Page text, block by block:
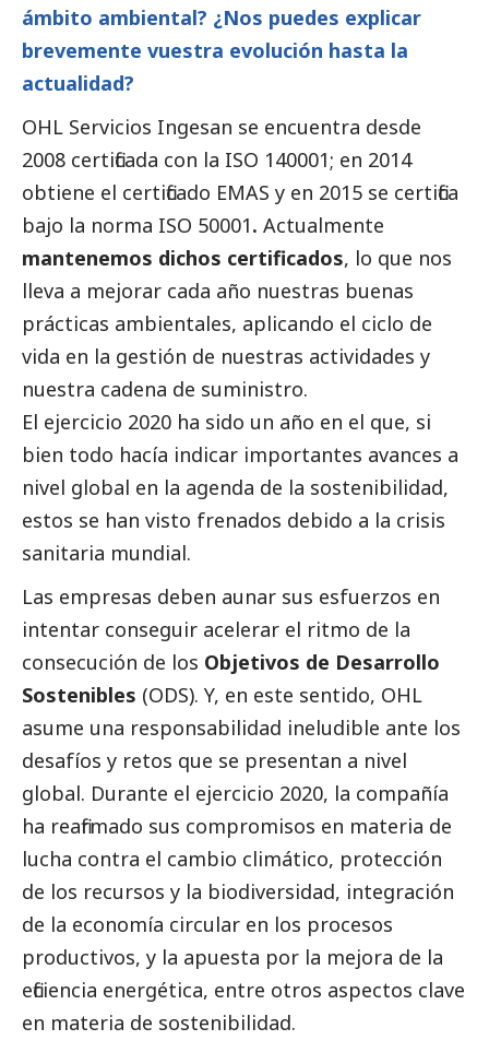
ámbito ambiental? ¿Nos puedes explicar
brevemente vuestra evolución hasta la
actualidad?
OHL Servicios Ingesan se encuentra desde
2008 certificada con la ISO 140001; en 2014
obtiene el certificado EMAS y en 2015 se certifica
bajo la norma ISO 50001. Actualmente
mantenemos dichos certificados, lo que nos
lleva a mejorar cada año nuestras buenas
prácticas ambientales, aplicando el ciclo de
vida en la gestión de nuestras actividades y
nuestra cadena de suministro.
El ejercicio 2020 ha sido un año en el que, si
bien todo hacía indicar importantes avances a
nivel global en la agenda de la sostenibilidad,
estos se han visto frenados debido a la crisis
sanitaria mundial.
Las empresas deben aunar sus esfuerzos en
intentar conseguir acelerar el ritmo de la
consecución de los Objetivos de Desarrollo
Sostenibles (ODS). Y, en este sentido, OHL
asume una responsabilidad ineludible ante los
desafíos y retos que se presentan a nivel
global. Durante el ejercicio 2020, la compañía
ha reafirmado sus compromisos en materia de
lucha contra el cambio climático, protección
de los recursos y la biodiversidad, integración
de la economía circular en los procesos
productivos, y la apuesta por la mejora de la
eficiencia energética, entre otros aspectos clave
en materia de sostenibilidad.